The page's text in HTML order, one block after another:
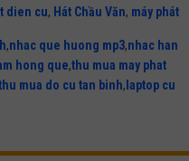
dien cu, Hát Chầu Văn, máy phát
,nhac que huong mp3,nhac han
hong que,thu mua may phat
mua do cu tan binh, laptop cu